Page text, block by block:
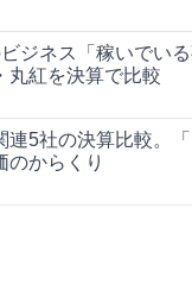
ジネス「稼いでい
丸紅を決算で比較
連5社の決算比較。
のからくり